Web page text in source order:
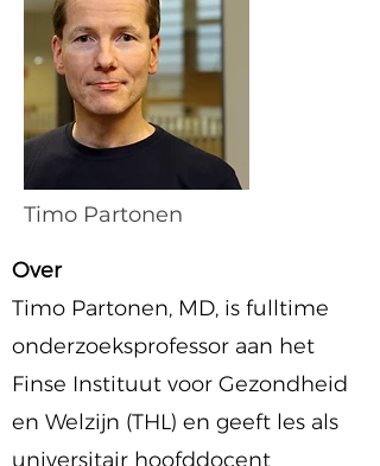
Timo Partonen
Over
Timo Partonen, MD, is fulltime
onderzoeksprofessor aan het
Finse Instituut voor Gezondheid
en Welzijn (THL) en geeft les als
universitair hoofddocent